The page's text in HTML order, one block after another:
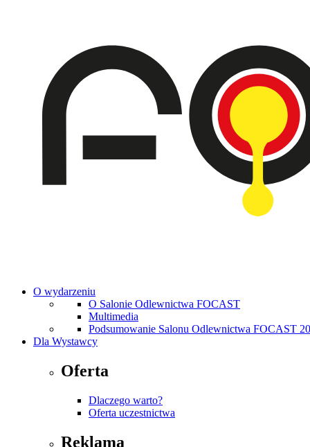
O wydarzeniu
O Salonie Odlewnictwa FOCAST
Multimedia
Podsumowanie Salonu Odlewnictwa FOCAST
Dla Wystawcy
Oferta
Dlaczego warto?
Oferta uczestnictwa
Reklama